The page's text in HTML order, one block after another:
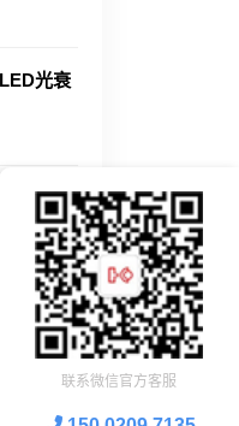
光衰
靠LED
汽车氛
联系微信官方客服